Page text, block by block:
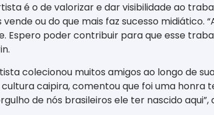
é o de valorizar e dar visibilidade ao
vende ou do que mais faz sucesso
Espero poder contribuir para que esse
colecionou muitos amigos ao longo de
caipira, comentou que foi uma honra
de nós brasileiros ele ter nascido aqui”,